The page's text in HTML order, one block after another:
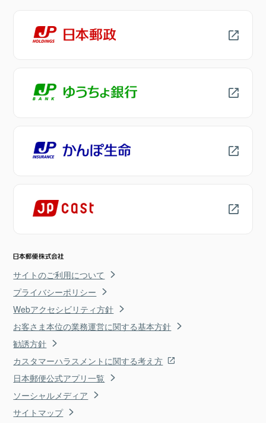
サイトのご利用について
プライバシーポリシー
Webアクセシビリティ方針
お客さま本位の業務運営に関する基本方針
勧誘方針
カスタマーハラスメントに関する考え方
日本郵便公式アプリ一覧
ソーシャルメディア
サイトマップ